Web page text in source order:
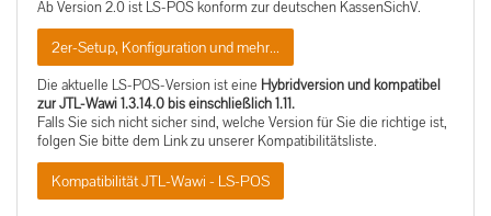
Ab Version 2.0 ist LS-POS konform zur deutschen KassenSichV.
2er-Setup, Konfiguration und mehr...
Die aktuelle LS-POS-Version ist eine Hybridversion und kompatibel
zur JTL-Wawi 1.3.14.0 bis einschließlich 1.11.
Falls Sie sich nicht sicher sind, welche Version für Sie die richtige ist,
folgen Sie bitte dem Link zu unserer Kompatibilitätsliste.
Kompatibilität JTL-Wawi - LS-POS